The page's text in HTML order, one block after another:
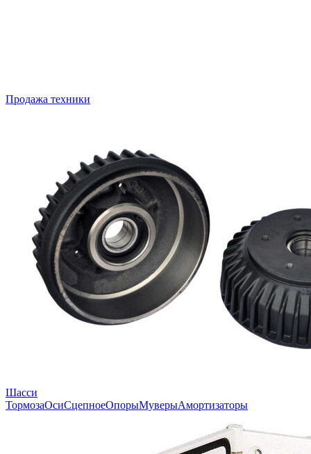
Продажа техники
Шасси
ТормозаОсиСцепноеОпорыМуверыАмортизаторы